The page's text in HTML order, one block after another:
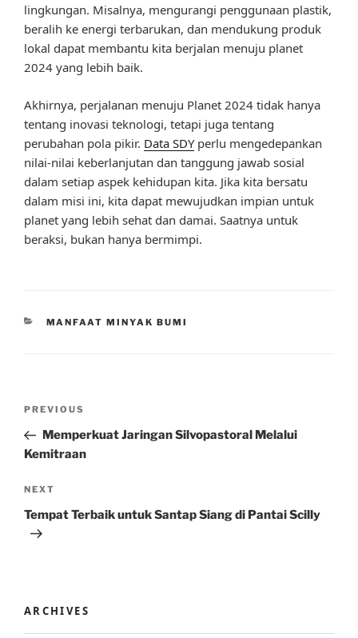
lingkungan. Misalnya, mengurangi penggunaan plastik,
beralih ke energi terbarukan, dan mendukung produk
lokal dapat membantu kita berjalan menuju planet
2024 yang lebih baik.
Akhirnya, perjalanan menuju Planet 2024 tidak hanya
tentang inovasi teknologi, tetapi juga tentang
perubahan pola pikir. Data SDYperlu mengedepankan
nilai-nilai keberlanjutan dan tanggung jawab sosial
dalam setiap aspek kehidupan kita. Jika kita bersatu
dalam misi ini, kita dapat mewujudkan impian untuk
planet yang lebih sehat dan damai. Saatnya untuk
beraksi, bukan hanya bermimpi.
CATEGORIES
MANFAAT MINYAK BUMI
Previous
Post
PREVIOUS
Memperkuat Jaringan Silvopastoral Melalui
Kemitraan
Next
Post
NEXT
Tempat Terbaik untuk Santap Siang di Pantai Scilly
ARCHIVES